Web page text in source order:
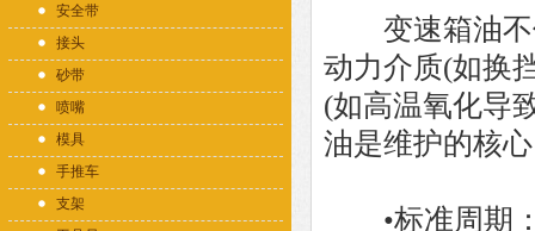
安全带
接头
砂带
喷嘴
模具
手推车
支架
变速箱油不
动力介质(如换
(如高温氧化导
油是维护的核
•标准周期：